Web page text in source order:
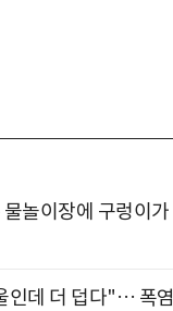
물놀이장에 구렁이가
인데 더 덥다"… 폭염